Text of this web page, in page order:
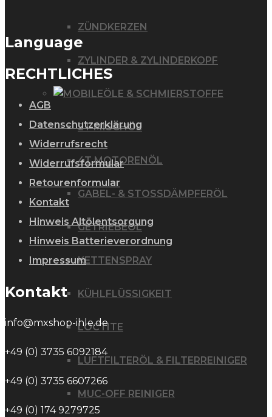
ZÜNDKERZEN
ZYLINDER & ZYLINDERKOPF
ÖLE & SCHMIERSTOFFE
2T MISCHÖL
4T MOTORENÖL
GABEL- & STOSSDÄMPFERÖL
GETRIEBEÖL
KETTENSPRAY
KÜHLFLÜSSIGKEIT
LOCTITE
LUFTFILTERÖL & FILTERREINIGER
MUC-OFF REINIGER
Language
RECHTLICHES
AGB
Datenschutzerklärung
Widerrufsrecht
Widerrufsformular
Retourenformular
Kontakt
Hinweis Altölentsorgung
Hinweis Batterieverordnung
Impressum
Kontakt
info@mxshop-ihle.de
+49 (0) 3735 6092184
+49 (0) 3735 6607266
+49 (0) 174 9279725